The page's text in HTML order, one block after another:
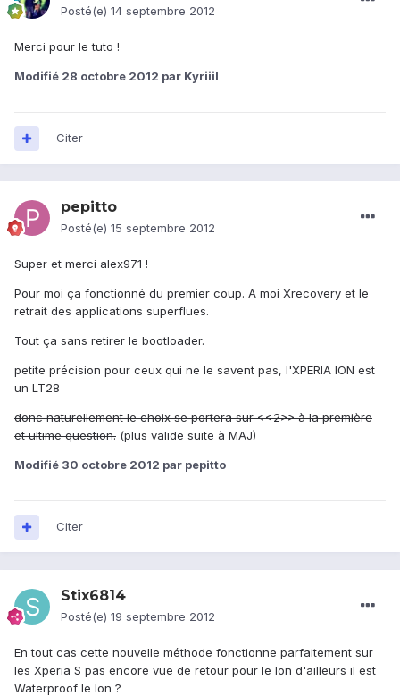
Posté(e) 14 septembre 2012
Merci pour le tuto !
Modifié 28 octobre 2012 par Kyriiil
Citer
pepitto
Posté(e) 15 septembre 2012
Super et merci alex971 !
Pour moi ça fonctionné du premier coup. A moi Xrecovery et le
retrait des applications superflues.
Tout ça sans retirer le bootloader.
petite précision pour ceux qui ne le savent pas, l'XPERIA ION est
un LT28
donc naturellement le choix se portera sur <<2>> à la première
et ultime question. (plus valide suite à MAJ)
Modifié 30 octobre 2012 par pepitto
Citer
Stix6814
Posté(e) 19 septembre 2012
En tout cas cette nouvelle méthode fonctionne parfaitement sur
les Xperia S pas encore vue de retour pour le Ion d'ailleurs il est
Waterproof le Ion ?